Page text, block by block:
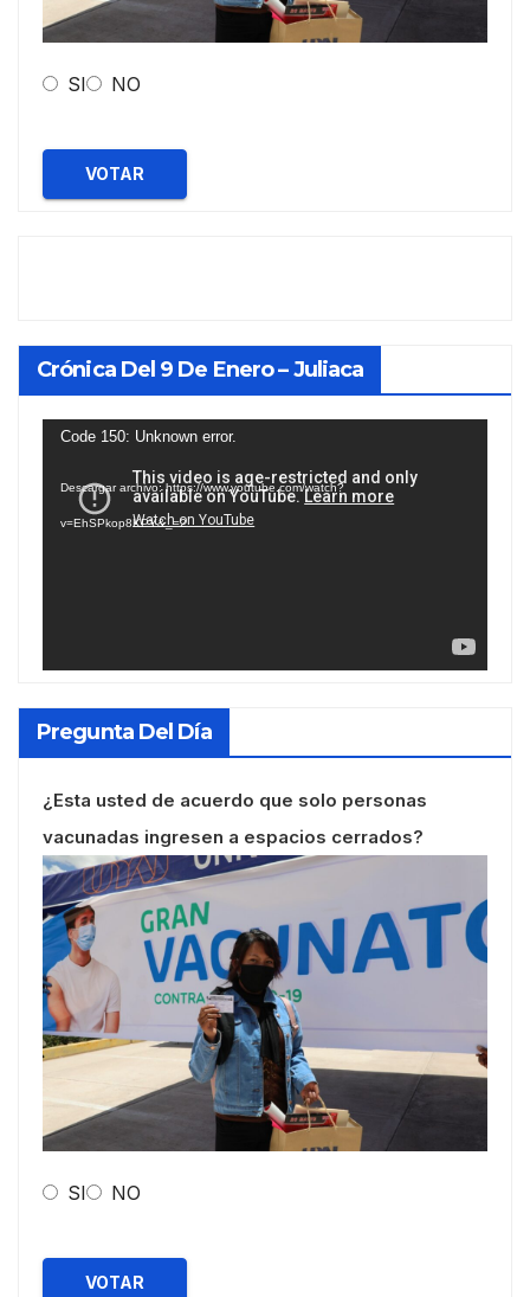
SI NO
VOTAR
Crónica Del 9 De Enero – Juliaca
Reproductor
vídeo
Code 150: Unknown error.
Descargar archivo: https://www.youtube.com/watch?
v=EhSPkop8KPY&_=2
Pregunta Del Día
¿Esta usted de acuerdo que solo personas
vacunadas ingresen a espacios cerrados?
SI NO
VOTAR